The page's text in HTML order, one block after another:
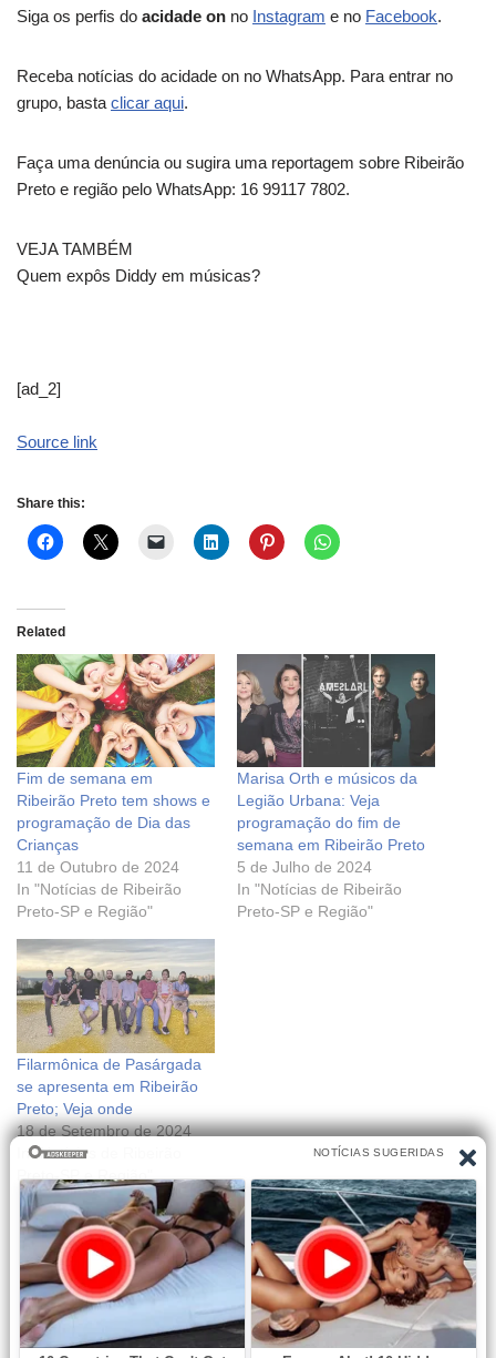
Siga os perfis do acidade on no Instagram e no Facebook.
Receba notícias do acidade on no WhatsApp. Para entrar no
grupo, basta clicar aqui.
Faça uma denúncia ou sugira uma reportagem sobre Ribeirão
Preto e região pelo WhatsApp: 16 99117 7802.
VEJA TAMBÉM
Quem expôs Diddy em músicas?
[ad_2]
Source link
Share this:
Related
Fim de semana em
Ribeirão Preto tem shows e
programação de Dia das
Crianças
11 de Outubro de 2024
In "Notícias de Ribeirão
Preto-SP e Região"
Marisa Orth e músicos da
Legião Urbana: Veja
programação do fim de
semana em Ribeirão Preto
5 de Julho de 2024
In "Notícias de Ribeirão
Preto-SP e Região"
Filarmônica de Pasárgada
se apresenta em Ribeirão
Preto; Veja onde
18 de Setembro de 2024
In "Notícias de Ribeirão
Preto-SP e Região"